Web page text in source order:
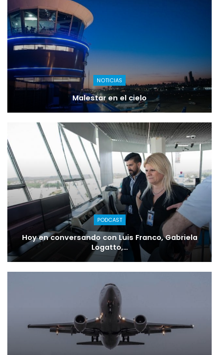
NOTICIAS
Malestar en el cielo
PODCAST
Hoy en conversando con Luis Franco, Gabriela
Logatto,…